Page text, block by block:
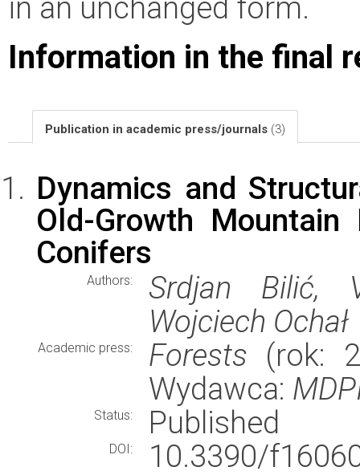
in an unchanged form.
Information in the final
Publication in academic press/journals (3)
Dynamics and
Old-Growth
Conifers
Authors:
Srdjan Bilić,
Wojciech Ochał
Academic press: Forests (rok:
Wydawca:
Status: Published
DOI:
10.3390/